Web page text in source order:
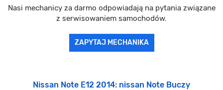
Nasi mechanicy za darmo odpowiadają na pytania związane
z serwisowaniem samochodów.
ZAPYTAJ MECHANIKA
Nissan Note E12 2014: nissan Note Buczy